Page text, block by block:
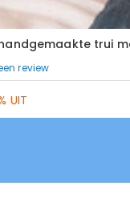
trui
review
UIT